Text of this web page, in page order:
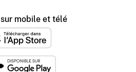
mobile et télé